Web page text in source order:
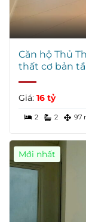
Căn hộ Thủ
thất cơ bản
Giá: 16 tỷ
2 2 97
Mới nhất